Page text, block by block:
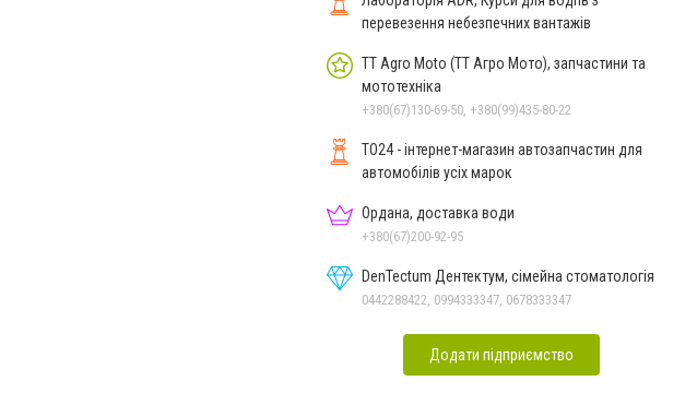
перевезення небезпечних вантажів
TT Agro Moto (ТТ Агро Мото), запчастини та
мототехніка
+380(67)130-69-50, +380(99)435-80-22
TO24 - інтернет-магазин автозапчастин для
автомобілів усіх марок
Ордана, доставка води
+380(67)200-92-95
DenTectum Дентектум, сімейна стоматологія
0442288422, 0994333347, 0678333347
Додати підприємство